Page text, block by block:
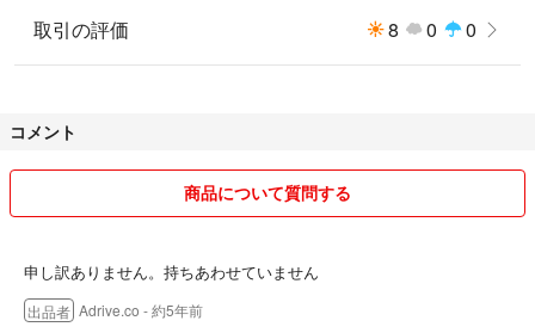
取引の評価 8 0 0
コメント
商品について質問する
申し訳ありません。持ちあわせていません
出品者 Adrive.co - 約5年前